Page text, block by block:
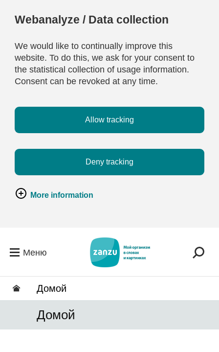
Webanalyze / Data collection
We would like to continually improve this
website. To do this, we ask for your consent to
the statistical collection of usage information.
Consent can be revoked at any time.
Allow tracking
Deny tracking
More information
Меню
Домой
Домой